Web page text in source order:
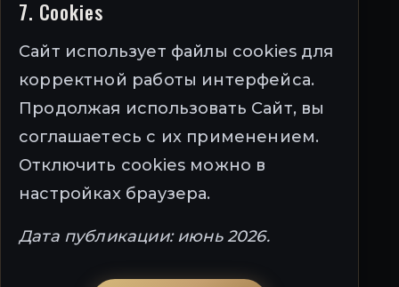
7. Cookies
Сайт использует файлы cookies для
корректной работы интерфейса.
Продолжая использовать Сайт, вы
соглашаетесь с их применением.
Отключить cookies можно в
настройках браузера.
Дата публикации: июнь 2026.